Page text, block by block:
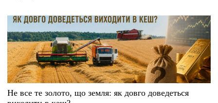
Не все те золото, що земля: як довго доведеться